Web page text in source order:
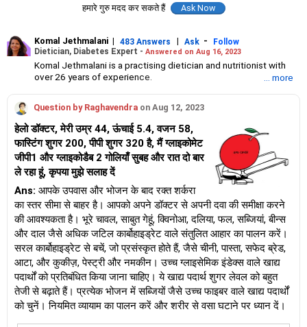
हमारे गुरु मदद कर सकते हैं
Komal Jethmalani | 483 Answers | Ask -
Follow
Dietician, Diabetes Expert - Answered on Aug 16, 2023
Komal Jethmalani is a practising dietician and nutritionist with
over 26 years of experience.
SNDT University and trained at Jaslok Hospital.
She is a NDEP-certified diabetes educator.
... more
Question by Raghavendra on Aug 12, 2023
हेलो डॉक्टर, मेरी उम्र 44, ऊंचाई 5.4, वजन 58,
फास्टिंग शुगर 200, पीपी शुगर 320 है, मैं ग्लाइकोमेट
जीपी1 और ग्लाइकोडैब 2 गोलियाँ सुबह और रात दो बार
ले रहा हूं, कृपया मुझे सलाह दें
Ans: आपके उपवास और भोजन के बाद रक्त शर्करा
का स्तर सीमा से बाहर है। आपको अपने डॉक्टर से अपनी दवा की समीक्षा करने
की आवश्यकता है। भूरे चावल, साबुत गेहूं, क्विनोआ, दलिया, फल, सब्जियां, बीन्स
और दाल जैसे अधिक जटिल कार्बोहाइड्रेट वाले संतुलित आहार का पालन करें।
सरल कार्बोहाइड्रेट से बचें, जो प्रसंस्कृत होते हैं, जैसे चीनी, पास्ता, सफेद ब्रेड,
आटा, और कुकीज़, पेस्ट्री और नमकीन। उच्च ग्लाइसेमिक इंडेक्स वाले खाद्य
पदार्थों को प्रतिबंधित किया जाना चाहिए। ये खाद्य पदार्थ शुगर लेवल को बहुत
तेजी से बढ़ाते हैं। प्रत्येक भोजन में सब्जियों जैसे उच्च फाइबर वाले खाद्य पदार्थों
को चुनें। नियमित व्यायाम का पालन करें और शरीर से वसा घटाने पर ध्यान दें।